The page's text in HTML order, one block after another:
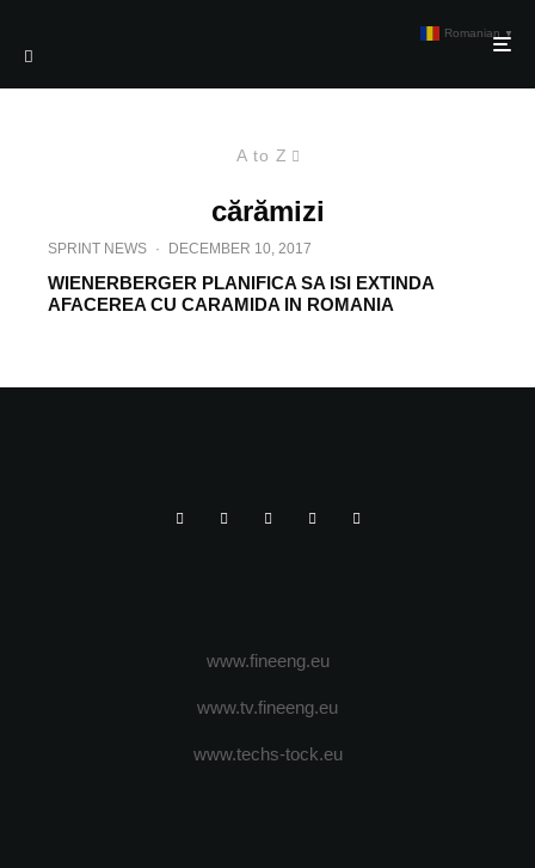
A to Z
cărămizi
SPRINT NEWS · DECEMBER 10, 2017
WIENERBERGER PLANIFICA SA ISI EXTINDA
AFACEREA CU CARAMIDA IN ROMANIA
www.fineeng.eu
www.tv.fineeng.eu
www.techs-tock.eu
Romanian ▼